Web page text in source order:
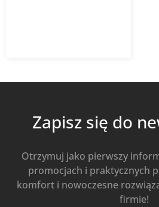
Zapisz się do
Otrzymuj jako pierwszy
promocjach i praktycznych
komfort i nowoczesne
firmie!